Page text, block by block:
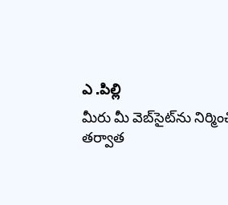
ఎ .పిల్లి
మీరు మీ వెబ్‌సైట్‌ను
తర్వాత